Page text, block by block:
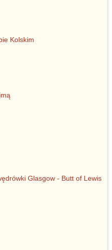
Kolskim
Glasgow - Butt of Lewis